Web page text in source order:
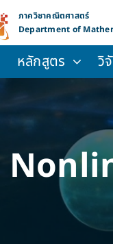
ภาควิชาคณิตศาสตร์
Department of
หลักสูตร วิ